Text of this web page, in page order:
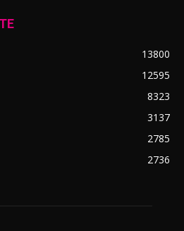
13800
12595
8323
3137
2785
2736